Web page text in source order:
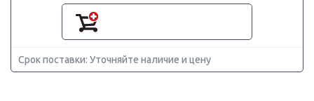
Срок поставки: Уточняйте наличие и цену